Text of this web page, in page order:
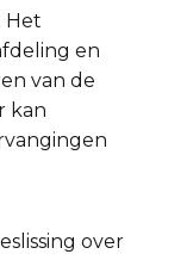
Het
en
van de
kan
over